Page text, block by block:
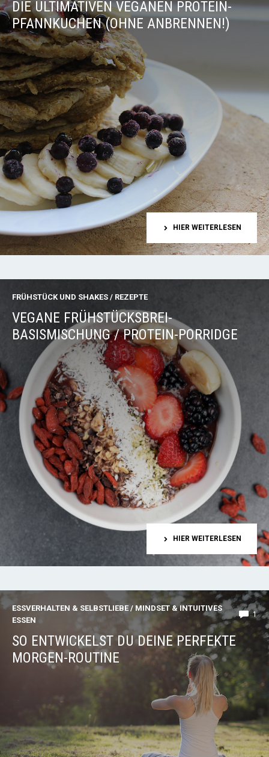
DIE ULTIMATIVEN VEGANEN PROTEIN-
PFANNKUCHEN (OHNE ANBRENNEN!)
HIER WEITERLESEN
FRÜHSTÜCK UND SHAKES / REZEPTE
VEGANE FRÜHSTÜCKSBREI-
BASISMISCHUNG / PROTEIN-PORRIDGE
HIER WEITERLESEN
ESSVERHALTEN & SELBSTLIEBE/ MINDSET & INTUITIVES
ESSEN
1
SO ENTWICKELST DU DEINE PERFEKTE
MORGEN-ROUTINE